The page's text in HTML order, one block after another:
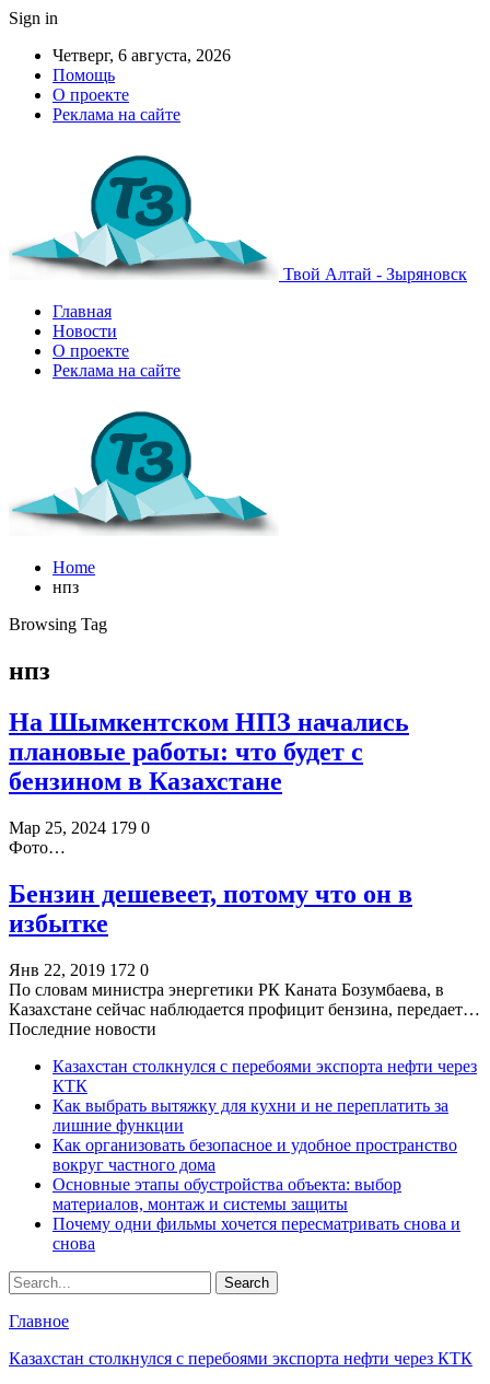
Sign in
Четверг, 6 августа, 2026
Помощь
О проекте
Реклама на сайте
Твой Алтай - Зыряновск
Главная
Новости
О проекте
Реклама на сайте
Home
нпз
Browsing Tag
нпз
На Шымкентском НПЗ начались
плановые работы: что будет с
бензином в Казахстане
Мар 25, 2024 179 0
Фото…
Бензин дешевеет, потому что он в
избытке
Янв 22, 2019 172 0
По словам министра энергетики РК Каната Бозумбаева, в
Казахстане сейчас наблюдается профицит бензина, передает…
Последние новости
Казахстан столкнулся с перебоями экспорта нефти через
КТК
Как выбрать вытяжку для кухни и не переплатить за
лишние функции
Как организовать безопасное и удобное пространство
вокруг частного дома
Основные этапы обустройства объекта: выбор
материалов, монтаж и системы защиты
Почему одни фильмы хочется пересматривать снова и
снова
Главное
Казахстан столкнулся с перебоями экспорта нефти через КТК